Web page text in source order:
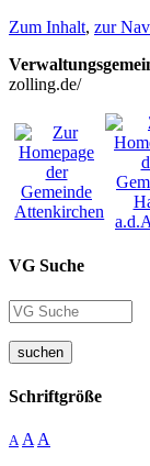
Zum Inhalt, zur
zolling.de/
VG Suche
suchen
Schriftgröße
A A A